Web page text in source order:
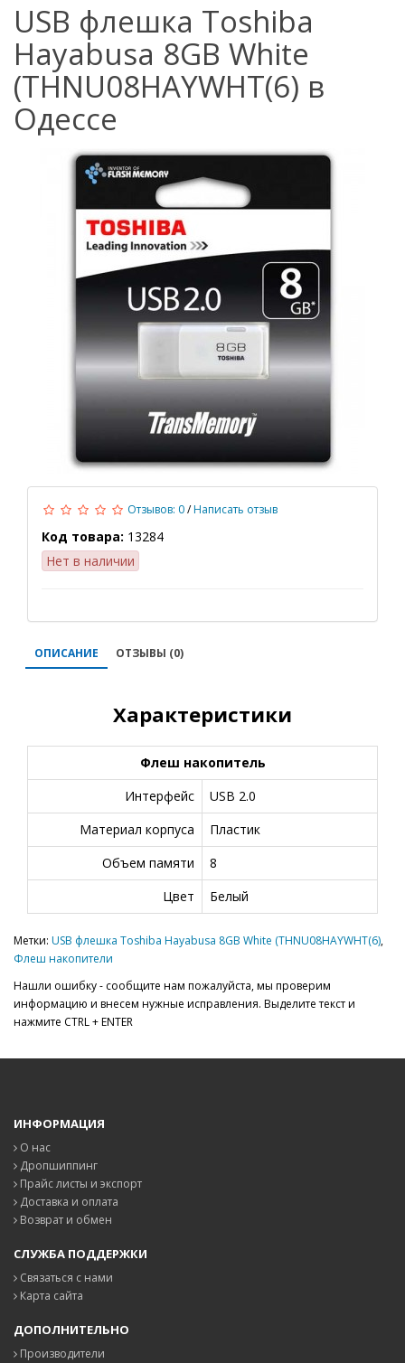
USB флешка Toshiba
Hayabusa 8GB White
(THNU08HAYWHT(6) в
Одессе
Отзывов: 0/Написать отзыв
Код товара: 13284
Нет в наличии
ОПИСАНИЕ ОТЗЫВЫ (0)
Характеристики
Флеш накопитель
Интерфейс
USB 2.0
Материал корпуса
Пластик
Объем памяти
8
Цвет
Белый
Метки: USB флешка Toshiba Hayabusa 8GB White (THNU08HAYWHT(6),
Флеш накопители
Нашли ошибку - сообщите нам пожалуйста, мы проверим
информацию и внесем нужные исправления. Выделите текст и
нажмите CTRL + ENTER
ИНФОРМАЦИЯ
О нас
Дропшиппинг
Прайс листы и экспорт
Доставка и оплата
Возврат и обмен
СЛУЖБА ПОДДЕРЖКИ
Связаться с нами
Карта сайта
ДОПОЛНИТЕЛЬНО
Производители